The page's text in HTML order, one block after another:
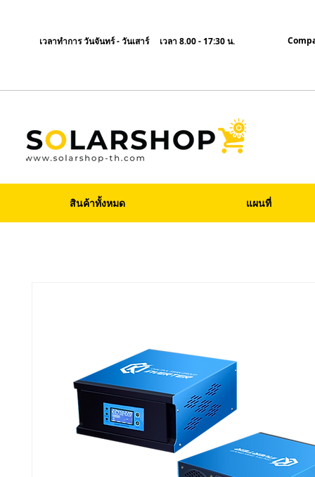
เวลาทำการ วันจันทร์ - วันเสาร์ เวลา 8.00 - 17:30 น.
สินค้าทั้งหมด แผนที่